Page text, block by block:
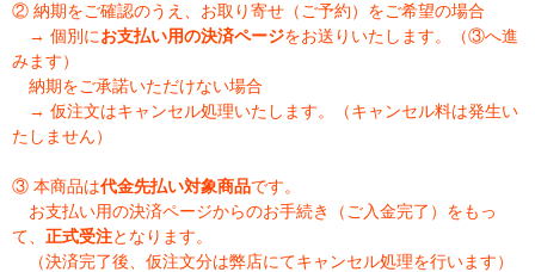
② 納期をご確認のうえ、お取り寄せ（ご予約）をご希望の場合
→ 個別にお支払い用の決済ページをお送りいたします。（③へ進
みます）
納期をご承諾いただけない場合
→ 仮注文はキャンセル処理いたします。（キャンセル料は発生い
たしません）
③ 本商品は代金先払い対象商品です。
お支払い用の決済ページからのお手続き（ご入金完了）をもっ
て、 正式受注となります。
（決済完了後、仮注文分は弊店にてキャンセル処理を行います）